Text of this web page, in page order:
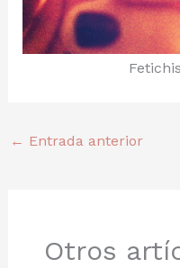
← Entrada anterior
Otros